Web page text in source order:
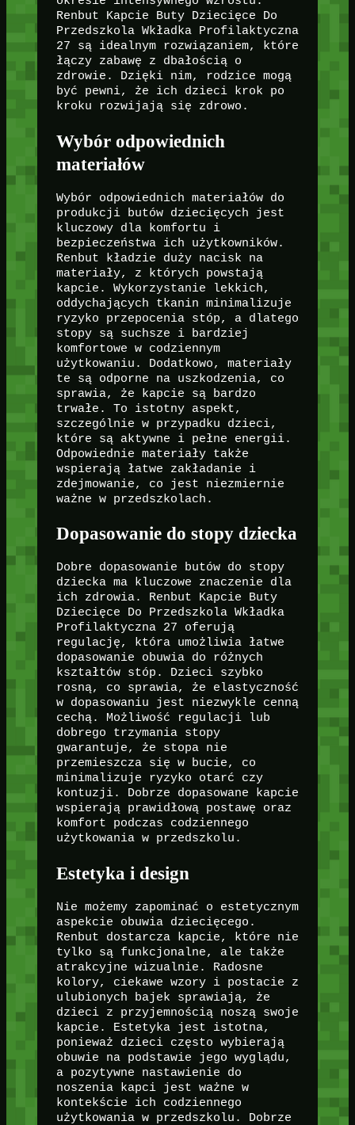
Renbut Kapcie Buty Dziecięce Do
Przedszkola Wkładka Profilaktyczna
27 są idealnym rozwiązaniem, które
łączy zabawę z dbałością o
zdrowie. Dzięki nim, rodzice mogą
być pewni, że ich dzieci krok po
kroku rozwijają się zdrowo.
Wybór odpowiednich
materiałów
Wybór odpowiednich materiałów do
produkcji butów dziecięcych jest
kluczowy dla komfortu i
bezpieczeństwa ich użytkowników.
Renbut kładzie duży nacisk na
materiały, z których powstają
kapcie. Wykorzystanie lekkich,
oddychających tkanin minimalizuje
ryzyko przepocenia stóp, a dlatego
stopy są suchsze i bardziej
komfortowe w codziennym
użytkowaniu. Dodatkowo, materiały
te są odporne na uszkodzenia, co
sprawia, że kapcie są bardzo
trwałe. To istotny aspekt,
szczególnie w przypadku dzieci,
które są aktywne i pełne energii.
Odpowiednie materiały także
wspierają łatwe zakładanie i
zdejmowanie, co jest niezmiernie
ważne w przedszkolach.
Dopasowanie do stopy dziecka
Dobre dopasowanie butów do stopy
dziecka ma kluczowe znaczenie dla
ich zdrowia. Renbut Kapcie Buty
Dziecięce Do Przedszkola Wkładka
Profilaktyczna 27 oferują
regulację, która umożliwia łatwe
dopasowanie obuwia do różnych
kształtów stóp. Dzieci szybko
rosną, co sprawia, że elastyczność
w dopasowaniu jest niezwykle cenną
cechą. Możliwość regulacji lub
dobrego trzymania stopy
gwarantuje, że stopa nie
przemieszcza się w bucie, co
minimalizuje ryzyko otarć czy
kontuzji. Dobrze dopasowane kapcie
wspierają prawidłową postawę oraz
komfort podczas codziennego
użytkowania w przedszkolu.
Estetyka i design
Nie możemy zapominać o estetycznym
aspekcie obuwia dziecięcego.
Renbut dostarcza kapcie, które nie
tylko są funkcjonalne, ale także
atrakcyjne wizualnie. Radosne
kolory, ciekawe wzory i postacie z
ulubionych bajek sprawiają, że
dzieci z przyjemnością noszą swoje
kapcie. Estetyka jest istotna,
ponieważ dzieci często wybierają
obuwie na podstawie jego wyglądu,
a pozytywne nastawienie do
noszenia kapci jest ważne w
kontekście ich codziennego
użytkowania w przedszkolu. Dobrze